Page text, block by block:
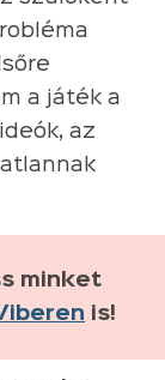
a játék a
az
minket
is!